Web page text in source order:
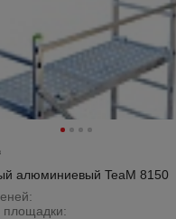
алюминиевый TeaM 8150
площадки: